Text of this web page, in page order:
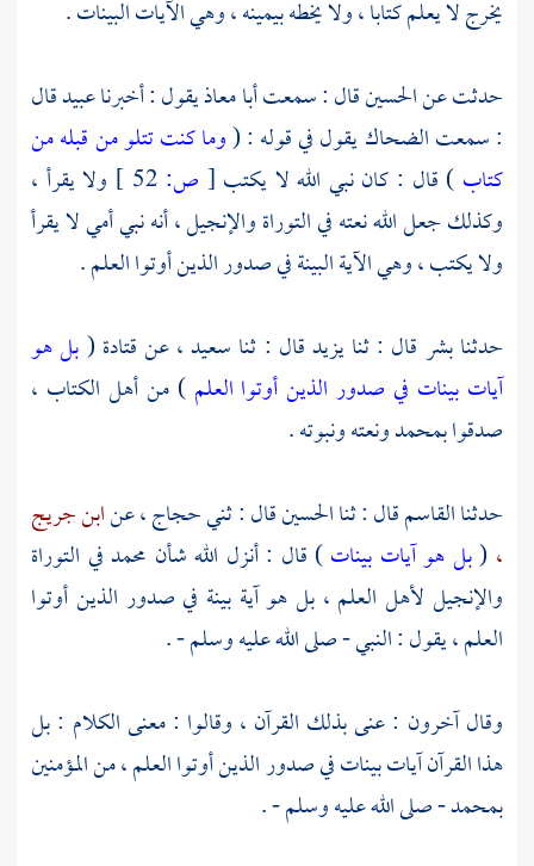
يخرج لا يعلم كتابا ، ولا يخطه بيمينه ، وهي الآيات البينات .
حدثت عنالحسينقال : سمعتأبا معاذيقول : أخبرناعبيدقال
: سمعتالضحاكيقول في قوله : (وما كنت تتلو من قبله من
كتاب ) قال : كان نبي الله لا يكتب [ ص:
ولا يقرأ ،
وكذلك جعل الله نعته في التوراة والإنجيل ، أنه نبي أمي لا يقرأ
ولا يكتب ، وهي الآية البينة في صدور الذين أوتوا العلم .
حدثنابشر قال : ثنايزيدقال : ثنا سعيد ،عنقتادة (بل هو
آيات بينات في صدور الذين أوتوا العلم) من أهل الكتاب ،
صدقوابمحمدونعته ونبوته .
حدثناالقاسمقال : ثناالحسينقال : ثنيحجاج ،عنابن جريج
، (بل هو آيات بينات) قال : أنزل الله شأن محمدفي التوراة
والإنجيل لأهل العلم ، بل هو آية بينة في صدور الذين أوتوا
العلم ، يقول : النبي - صلى الله عليه وسلم - .
وقال آخرون : عنى بذلك القرآن ، وقالوا : معنى الكلام : بل
هذا القرآن آيات بينات في صدور الذين أوتوا العلم ، من المؤمنين
بمحمد- صلى الله عليه وسلم - .